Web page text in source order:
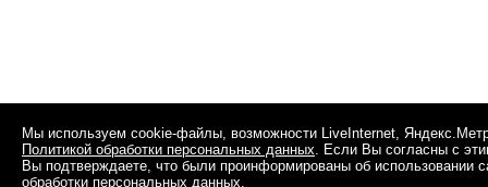
Мы используем cookie-файлы, возможности LiveInternet,
Политикой обработки персональных данных. Если Вы согласны с
Вы подтверждаете, что были проинформированы об
обработки персональных данных.